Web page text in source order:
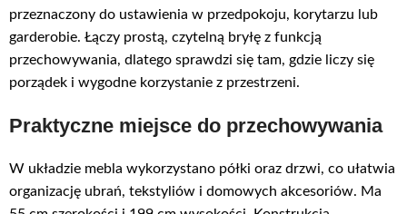
przeznaczony do ustawienia w przedpokoju, korytarzu lub
garderobie. Łączy prostą, czytelną bryłę z funkcją
przechowywania, dlatego sprawdzi się tam, gdzie liczy się
porządek i wygodne korzystanie z przestrzeni.
Praktyczne miejsce do przechowywania
W układzie mebla wykorzystano półki oraz drzwi, co ułatwia
organizację ubrań, tekstyliów i domowych akcesoriów. Ma